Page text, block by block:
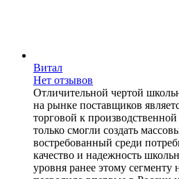
Витал
Нет отзывов
Отличительной чертой
на рынке поставщиков
торговой к
только смогли создать
востребованный среди
качество и надежность
уровня ранее этому сегменту